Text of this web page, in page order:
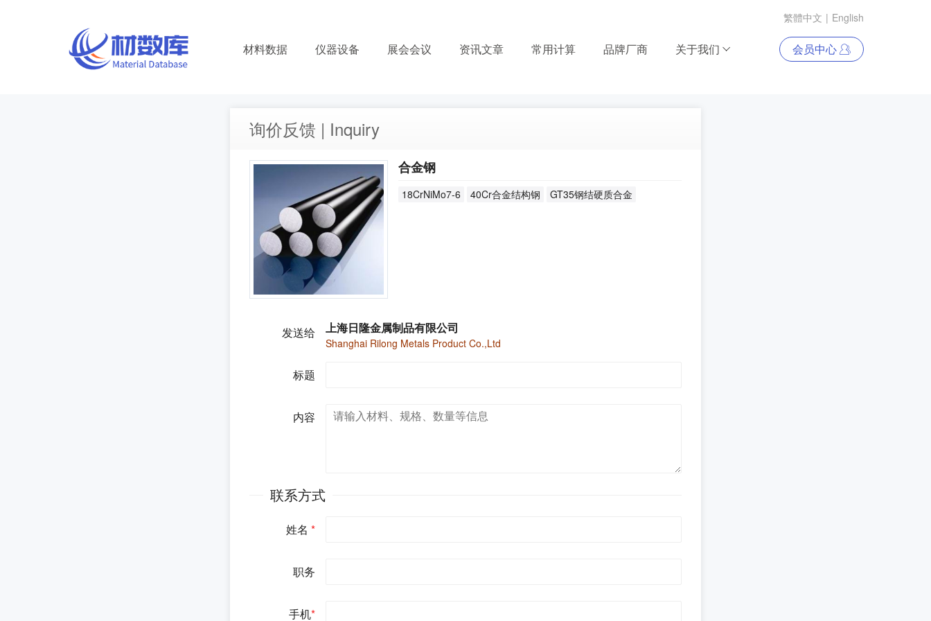
繁體中文 | English
材料数据 仪器设备 展会会议 资讯文章 常用计算 品牌厂商 关于我们 会员中心
询价反馈 | Inquiry
合金钢
18CrNiMo7-6 40Cr合金结构钢 GT35钢结硬质合金
发送给 上海日隆金属制品有限公司
Shanghai Rilong Metals Product Co.,Ltd
标题
内容
联系方式
姓名 *
职务
手机*